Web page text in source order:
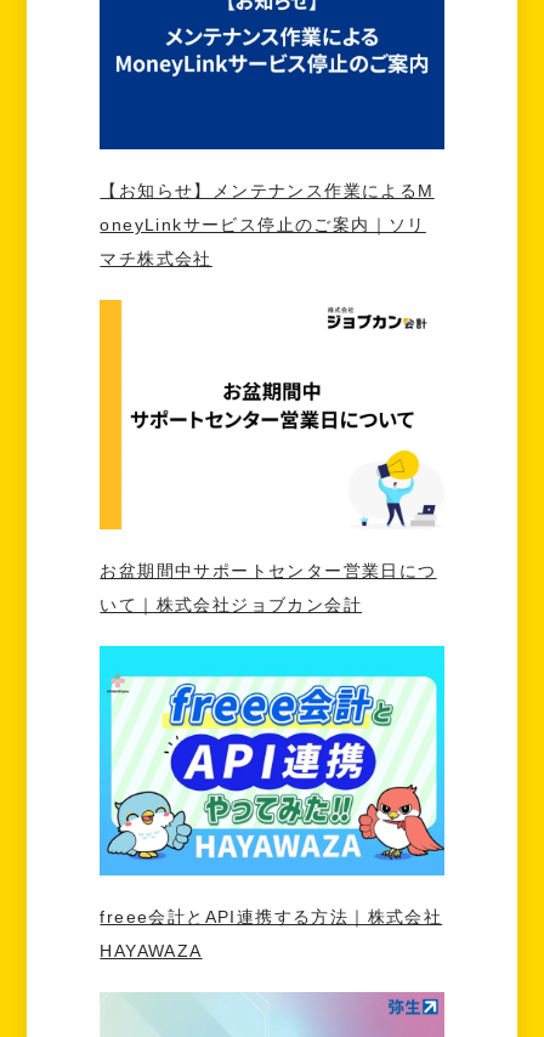
【お知らせ】メンテナンス作業によるM
oneyLinkサービス停止のご案内｜ソリ
マチ株式会社
お盆期間中サポートセンター営業日につ
いて｜株式会社ジョブカン会計
freee会計とAPI連携する方法｜株式会社
HAYAWAZA